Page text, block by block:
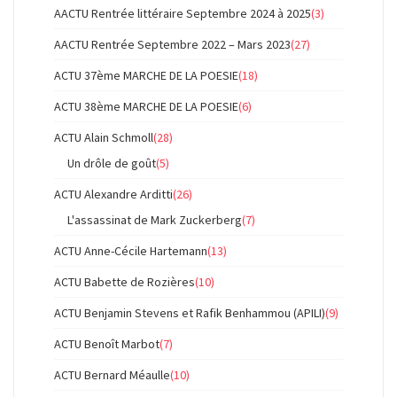
AACTU Rentrée littéraire Septembre 2024 à 2025(3)
AACTU Rentrée Septembre 2022 – Mars 2023(27)
ACTU 37ème MARCHE DE LA POESIE(18)
ACTU 38ème MARCHE DE LA POESIE(6)
ACTU Alain Schmoll(28)
Un drôle de goût(5)
ACTU Alexandre Arditti(26)
L'assassinat de Mark Zuckerberg(7)
ACTU Anne-Cécile Hartemann(13)
ACTU Babette de Rozières(10)
ACTU Benjamin Stevens et Rafik Benhammou (APILI)(9)
ACTU Benoît Marbot(7)
ACTU Bernard Méaulle(10)